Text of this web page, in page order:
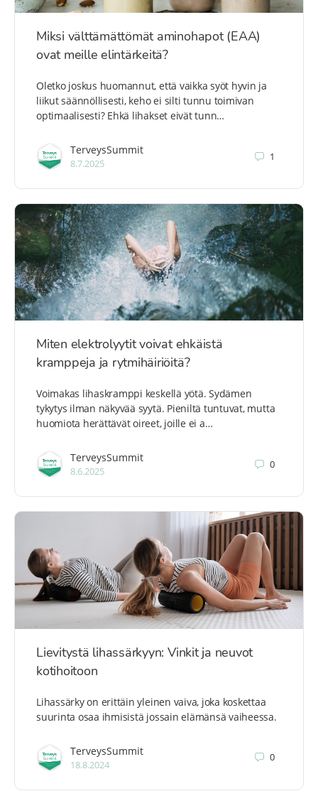
Miksi välttämättömät aminohapot (EAA)
ovat meille elintärkeitä?
Oletko joskus huomannut, että vaikka syöt hyvin ja
liikut säännöllisesti, keho ei silti tunnu toimivan
optimaalisesti? Ehkä lihakset eivät tunn…
TerveysSummit
8.7.2025
1
Miten elektrolyytit voivat ehkäistä
kramppeja ja rytmihäiriöitä?
Voimakas lihaskramppi keskellä yötä. Sydämen
tykytys ilman näkyvää syytä. Pieniltä tuntuvat, mutta
huomiota herättävät oireet, joille ei a…
TerveysSummit
8.6.2025
0
Lievitystä lihassärkyyn: Vinkit ja neuvot
kotihoitoon
Lihassärky on erittäin yleinen vaiva, joka koskettaa
suurinta osaa ihmisistä jossain elämänsä vaiheessa.
TerveysSummit
18.8.2024
0